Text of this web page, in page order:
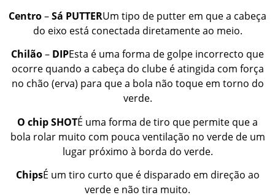
Centro–Sá PUTTERUm tipo de putter em que a cabeça
do eixo está conectada diretamente ao meio.
Chilão– DIPEsta é uma forma de golpe incorrecto que
ocorre quando a cabeça do clube é atingida com força
no chão (erva) para que a bola não toque em torno do
verde.
O chipSHOTÉ uma forma de tiro que permite que a
bola rolar muito com pouca ventilação no verde de um
lugar próximo à borda do verde.
ChipsÉ um tiro curto que é disparado em direção ao
verde e não tira muito.